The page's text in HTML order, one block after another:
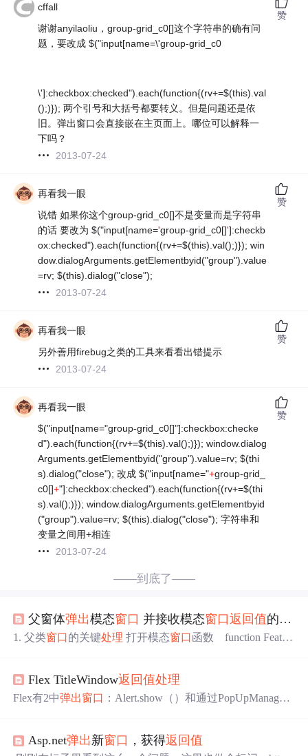
cffall
谢谢anyilaoliu，group-grid_c0[]这个字符串的确有问
题，要改成 $("input[name=\'group-grid_c0
\']:checkbox:checked").each(function{(rv+=$(this).val
();)}); 两个引号和大括号都要转义。但是问题还是依
旧。弹出窗口会直接嵌在主页面上。哪位可以解释一
下吗？
2013-07-24
赞
再看我一眼
说错 如果你这个group-grid_c0[]不是变量而是字符串
的话 要改为 $("input[name='group-grid_c0[]']:checkb
ox:checked").each(function{(rv+=$(this).val();)}); win
dow.dialogArguments.getElementbyid("group").value
=rv; $(this).dialog("close");
2013-07-24
赞
再看我一眼
另外善用firebug之类的工具来看看出错提示
2013-07-24
赞
再看我一眼
$("input[name="group-grid_c0[]"]:checkbox:checke
d").each(function{(rv+=$(this).val();)}); window.dialog
Arguments.getElementbyid("group").value=rv; $(thi
s).dialog("close"); 改成 $("input[name="+group-grid_
c0[]+"]:checkbox:checked").each(function{(rv+=$(thi
s).val();)}); window.dialogArguments.getElementbyid
("group").value=rv; $(this).dialog("close"); 字符串和
变量之间用+相连
2013-07-24
赞
——到底了——
父窗体弹出模态窗口 并接收模态窗口返回值的处理
1. 父类窗口的关键处理 打开模态窗口函数 function Featur
back=selectFeaturesCallback&...
Flex TitleWindow返回值处理
Flex有2中弹出窗口 ：Alert.show（）和通过PopUpManager
窗口才是本文需要讨论的议题。 1、弹出
Asp.net弹出新窗口 ，获得返回值